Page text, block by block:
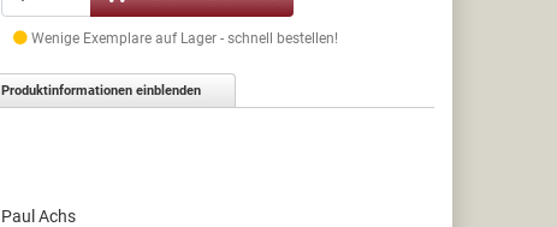
Wenige Exemplare auf Lager - schnell bestellen!
Produktinformationen einblenden
Paul Achs